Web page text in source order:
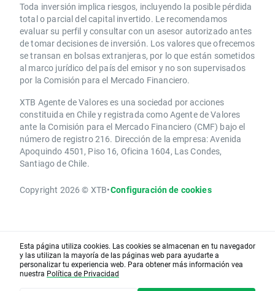
Toda inversión implica riesgos, incluyendo la posible pérdida
total o parcial del capital invertido. Le recomendamos
evaluar su perfil y consultar con un asesor autorizado antes
de tomar decisiones de inversión. Los valores que ofrecemos
se transan en bolsas extranjeras, por lo que están sometidos
al marco jurídico del país del emisor y no son supervisados
por la Comisión para el Mercado Financiero.
XTB Agente de Valores es una sociedad por acciones
constituida en Chile y registrada como Agente de Valores
ante la Comisión para el Mercado Financiero (CMF) bajo el
número de registro 216. Dirección de la empresa: Avenida
Apoquindo 4501, Piso 16, Oficina 1604, Las Condes,
Santiago de Chile.
Copyright 2026 © XTB•Configuración de cookies
Esta página utiliza cookies. Las cookies se almacenan en tu navegador
y las utilizan la mayoría de las páginas web para ayudarte a
personalizar tu experiencia web. Para obtener más información vea
nuestra Política de Privacidad